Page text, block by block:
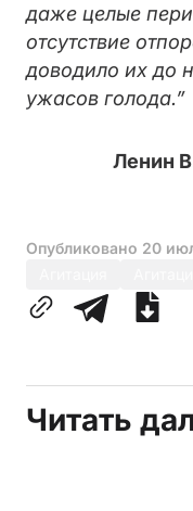
даже целые
отсутствие
доводило их до
ужасов голода.”
Ленин
Опубликовано 20
Читать